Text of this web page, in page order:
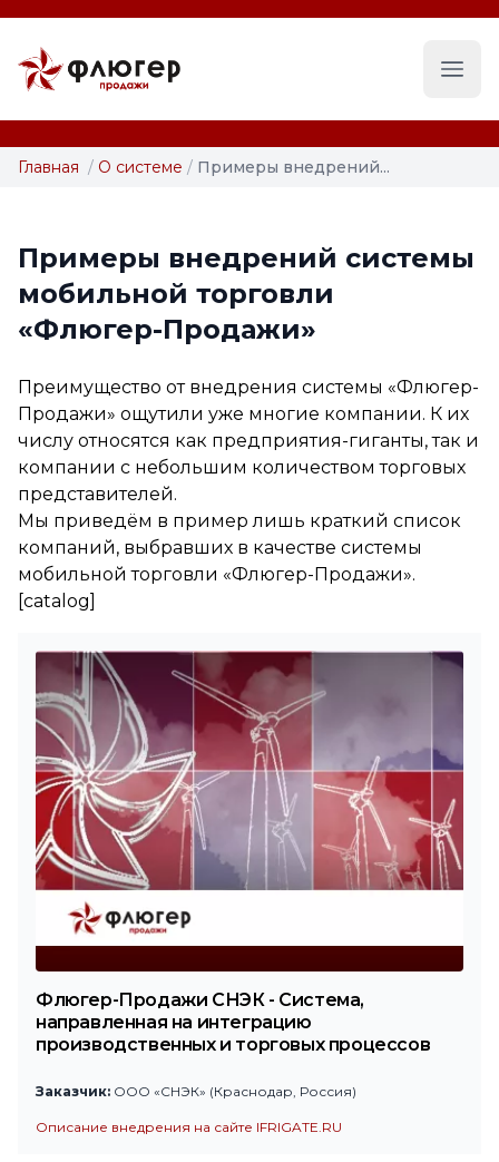
Главная / О системе / Примеры внедрений...
Примеры внедрений системы
мобильной торговли
«Флюгер-Продажи»
Преимущество от внедрения системы «Флюгер-
Продажи» ощутили уже многие компании. К их
числу относятся как предприятия-гиганты, так и
компании с небольшим количеством торговых
представителей.
Мы приведём в пример лишь краткий список
компаний, выбравших в качестве системы
мобильной торговли «Флюгер-Продажи».
[catalog]
Флюгер-Продажи СНЭК - Система,
направленная на интеграцию
производственных и торговых процессов
Заказчик: ООО «СНЭК» (Краснодар, Россия)
Описание внедрения на сайте IFRIGATE.RU